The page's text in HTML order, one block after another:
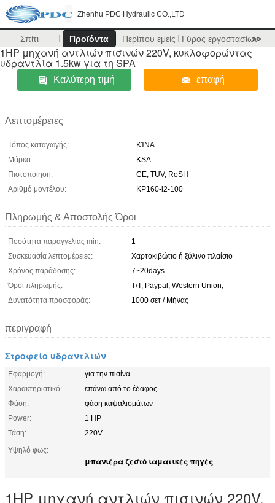
Zhenhu PDC Hydraulic CO.,LTD
Σπίτι Προϊόντα Περίπου εμείς Γύρος εργοστασίων
>>
1HP μηχανή αντλιών πισινών 220V, κυκλοφορώντας
υδραντλία 1.5kw για τη SPA
Καλύτερη τιμή επαφή
Λεπτομέρειες
Τόπος καταγωγής:
ΚΊΝΑ
Μάρκα:
KSA
Πιστοποίηση:
CE, TUV, RoSH
Αριθμό μοντέλου:
KP160-i2-100
Πληρωμής & Αποστολής Όροι
Ποσότητα παραγγελίας min:
1
Συσκευασία λεπτομέρειες:
Χαρτοκιβώτιο ή ξύλινο πλαίσιο
Χρόνος παράδοσης:
7~20days
Όροι πληρωμής:
T/T, Paypal, Western Union,
Δυνατότητα προσφοράς:
1000 σετ / Μήνας
περιγραφή
Στροφείο υδραντλιών
Εφαρμογή:
για την πισίνα
Χαρακτηριστικό:
επάνω από το έδαφος
Φάση:
φάση καψαλισμάτων
Power:
1 HP
Τάση:
220V
Υψηλό φως:
μπανιέρα ζεστό ιαματικές πηγές
1HP μηχανή αντλιών πισινών 220V,